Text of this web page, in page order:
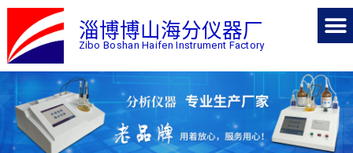
淄博博山海分仪器厂
Zibo Boshan Haifen Instrument Factory